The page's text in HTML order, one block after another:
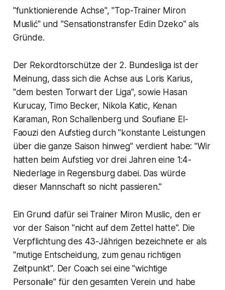
"funktionierende Achse", "Top-Trainer Miron
Muslić" und "Sensationstransfer Edin Dzeko" als
Gründe.
Der Rekordtorschütze der 2. Bundesliga ist der
Meinung, dass sich die Achse aus Loris Karius,
"dem besten Torwart der Liga", sowie Hasan
Kurucay, Timo Becker, Nikola Katic, Kenan
Karaman, Ron Schallenberg und Soufiane El-
Faouzi den Aufstieg durch "konstante Leistungen
über die ganze Saison hinweg" verdient habe: "Wir
hatten beim Aufstieg vor drei Jahren eine 1:4-
Niederlage in Regensburg dabei. Das würde
dieser Mannschaft so nicht passieren."
Ein Grund dafür sei Trainer Miron Muslic, den er
vor der Saison "nicht auf dem Zettel hatte". Die
Verpflichtung des 43-Jährigen bezeichnete er als
"mutige Entscheidung, zum genau richtigen
Zeitpunkt". Der Coach sei eine "wichtige
Personalie" für den gesamten Verein und habe